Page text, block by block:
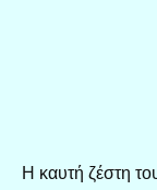
Η καυτή ζέστη